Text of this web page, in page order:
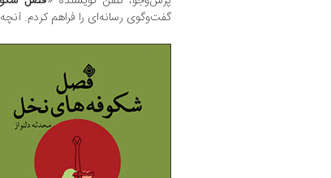
گفت‌وگوی رسانه‌ای را فراهم کردم.